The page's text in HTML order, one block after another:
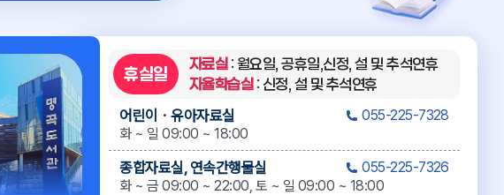
휴실일 자료실: 월요일, 공휴일,신정, 설 및 추석연휴
자율학습실: 신정, 설 및 추석연휴
어린이ㆍ유아자료실
055-225-7328
화 ~ 일 09:00 ~ 18:00
종합자료실, 연속간행물실
055-225-7326
화 ~ 금 09:00 ~ 22:00, 토 ~ 일 09:00 ~ 18:00